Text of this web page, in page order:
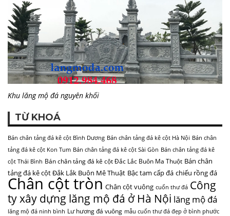
Khu lăng mộ đá nguyên khối
TỪ KHOÁ
Bán chân tảng đá kê cột Bình Dương Bán chân tảng đá kê cột Hà Nội Bán chân
tảng đá kê cột Kon Tum Bán chân tảng đá kê cột Sài Gòn Bán chân tảng đá kê
cột Thái Bình Bán chân tảng đá kê cột Đắc Lắc Buôn Ma Thuột Bán chân
tảng đá kê cột Đắk Lắk Buôn Mê Thuật Bậc tam cấp đá chiếu rồng đá
Chân cột tròn Chân cột vuông cuốn thư đá Công
ty xây dựng lăng mộ đá ở Hà Nội lăng mộ đá
lăng mộ đá ninh bình Lư hương đá vuông mẫu cuốn thư đá đẹp ở bình phước